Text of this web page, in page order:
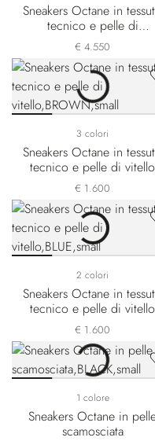
Sneakers Octane in
tecnico e pelle di
coccodrillo nabuk
€ 4.550
3 colori
Sneakers Octane in
tecnico e pelle di vitello
€ 1.600
2 colori
Sneakers Octane in
tecnico e pelle di vitello
€ 1.600
1 colore
Sneakers Octane in
scamosciata